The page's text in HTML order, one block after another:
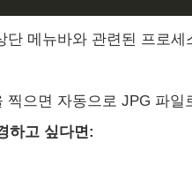
단 메뉴바와 관련된 프로
찍으면 자동으로 JPG 파일
하고 싶다면: